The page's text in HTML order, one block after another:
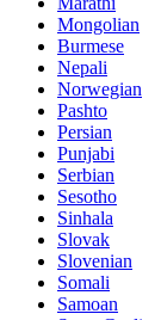
Mongolian
Burmese
Nepali
Norwegian
Pashto
Persian
Punjabi
Serbian
Sesotho
Sinhala
Slovak
Slovenian
Somali
Samoan